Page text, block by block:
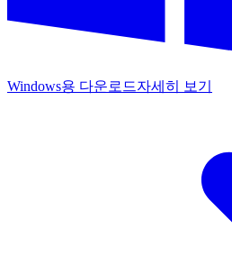
Windows용 다운로드자세히 보기